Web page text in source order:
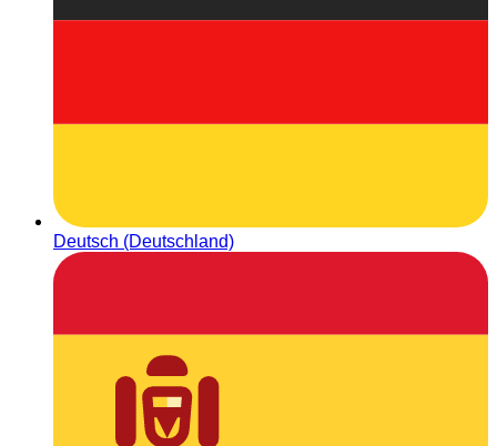
Deutsch (Deutschland)